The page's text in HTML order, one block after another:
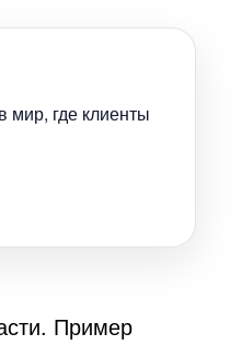
мир, где клиенты
Пример